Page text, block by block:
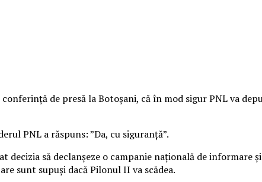
de presă la Botoşani, că în mod sigur PNL va
PNL a răspuns: ”Da, cu siguranţă”.
decizia să declanşeze o campanie naţională de
sunt supuşi dacă Pilonul II va scădea.